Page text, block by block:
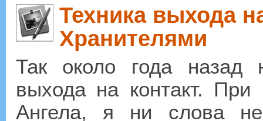
Техника выхода
Хранителями
Так около года назад
выхода на контакт.
Ангела, я ни слова